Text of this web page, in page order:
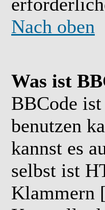
Nach oben
Was ist
BBCode
benutzen
kannst es
selbst ist
Klammern